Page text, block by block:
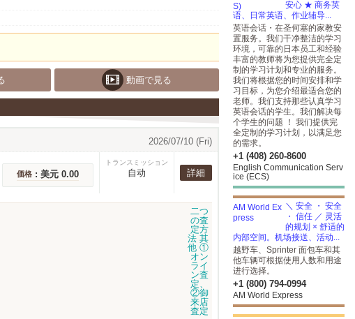
動画で見る
2026/07/10 (Fri)
価格 : 美元 0.00
トランスミッション
自动 詳細
安心 ★ 商务英
语、日常英语、作业辅导...
英语会话・在圣何塞的家教安
置服务。我们干净整洁的学习
环境，可靠的日本员工和经验
丰富的教师将为您提供完全定
制的学习计划和专业的服务。
我们将根据您的时间安排和学
习目标，为您介绍最适合您的
老师。我们支持那些认真学习
英语会话的学生。我们解决每
个学生的问题 ！ 我们提供完
全定制的学习计划，以满足您
的需求。
+1 (408) 260-8600
English Communication Serv
ice (ECS)
＼ 安全 ・ 安全
・ 信任 ／ 灵活
的规划 × 舒适的
内部空间。机场接送、活动...
越野车、Sprinter 面包车和其
他车辆可根据使用人数和用途
进行选择。
+1 (800) 794-0994
AM World Express